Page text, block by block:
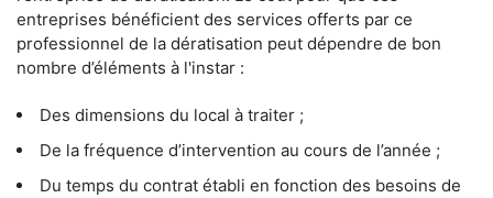
entreprises bénéficient des services offerts par ce
professionnel de la dératisation peut dépendre de bon
nombre d’éléments à l'instar :
Des dimensions du local à traiter ;
De la fréquence d’intervention au cours de l’année ;
Du temps du contrat établi en fonction des besoins de